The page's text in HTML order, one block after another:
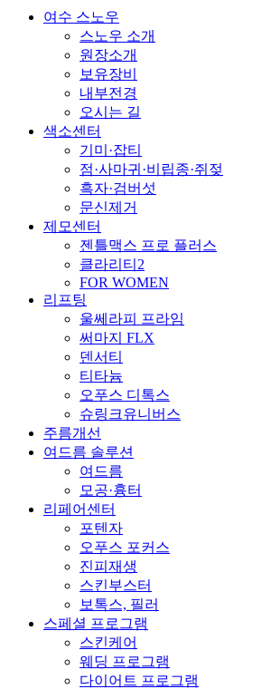
Close
여수 스노우
스노우 소개
원장소개
보유장비
내부전경
오시는 길
색소센터
기미·잡티
점·사마귀·비립종·쥐젖
흑자·검버섯
문신제거
제모센터
젠틀맥스 프로 플러스
클라리티2
FOR WOMEN
리프팅
울쎄라피 프라임
써마지 FLX
덴서티
티타늄
오푸스 디톡스
슈링크유니버스
주름개선
여드름 솔루션
여드름
모공·흉터
리페어센터
포텐자
오푸스 포커스
진피재생
스킨부스터
보톡스, 필러
스페셜 프로그램
스킨케어
웨딩 프로그램
다이어트 프로그램